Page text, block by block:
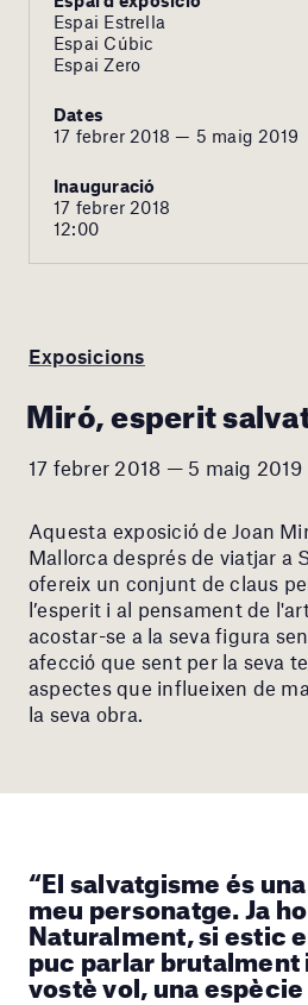
Espai Estrella
Espai Cúbic
Espai Zero
Dates
17 febrer 2018 — 5 maig 2019
Inauguració
17 febrer 2018
12:00
Exposicions
Miró, esperit
17 febrer 2018 — 5 maig 2019
Aquesta exposició de Joan
Mallorca després de viatjar a
ofereix un conjunt de claus
l’esperit i al pensament de
acostar-se a la seva figura
afecció que sent per la seva
aspectes que influeixen de
la seva obra.
“El salvatgisme és
meu personatge. Ja
Naturalment, si estic
puc parlar brutalment
vostè vol, una